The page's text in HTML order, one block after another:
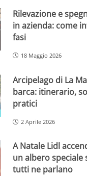
Rilevazione e
in azienda: come
fasi
18 Maggio 2026
Arcipelago di La
barca: itinerario,
pratici
2 Aprile 2026
A Natale Lidl
un albero speciale
tutti ne parlano